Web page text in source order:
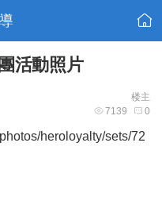
活動照片
楼主
7139 0
heroloyalty/sets/72